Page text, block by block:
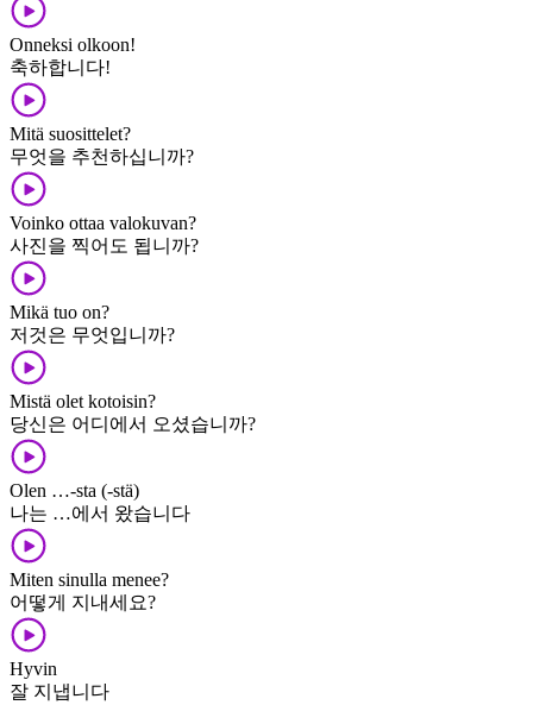
Onneksi olkoon!
축하합니다!
Mitä suosittelet?
무엇을 추천하십니까?
Voinko ottaa valokuvan?
사진을 찍어도 됩니까?
Mikä tuo on?
저것은 무엇입니까?
Mistä olet kotoisin?
당신은 어디에서 오셨습니까?
Olen …-sta (-stä)
나는 …에서 왔습니다
Miten sinulla menee?
어떻게 지내세요?
Hyvin
잘 지냅니다